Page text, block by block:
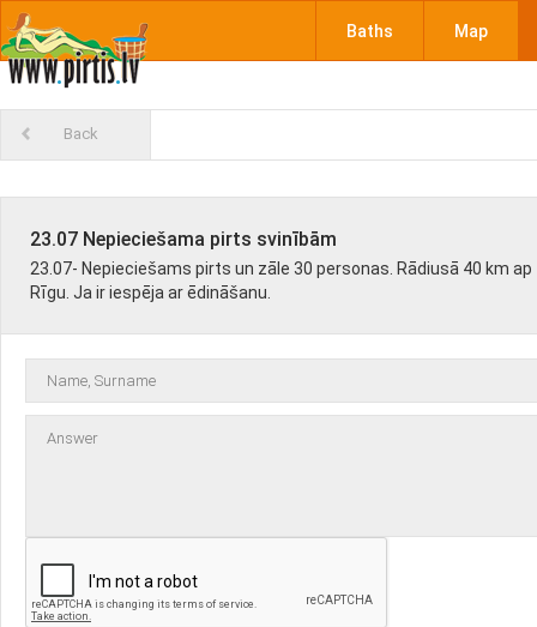
Baths Map
Back
23.07 Nepieciešama pirts svinībām
23.07- Nepieciešams pirts un zāle 30 personas. Rādiusā 40 km ap
Rīgu. Ja ir iespēja ar ēdināšanu.